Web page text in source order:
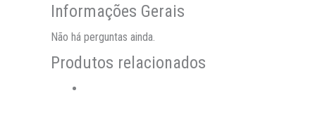
Informações Gerais
Não há perguntas ainda.
Produtos relacionados